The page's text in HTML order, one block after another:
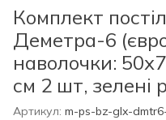
Комплект
Деметра-6
наволочки:
см 2 шт, зелені
Артикул: m-ps-bz-glx-